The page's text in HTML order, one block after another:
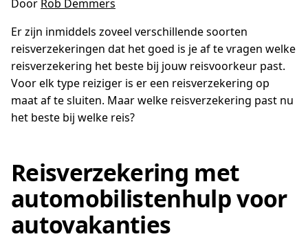
Door Rob Demmers
Er zijn inmiddels zoveel verschillende soorten
reisverzekeringen dat het goed is je af te vragen welke
reisverzekering het beste bij jouw reisvoorkeur past.
Voor elk type reiziger is er een reisverzekering op
maat af te sluiten. Maar welke reisverzekering past nu
het beste bij welke reis?
Reisverzekering met
automobilistenhulp voor
autovakanties